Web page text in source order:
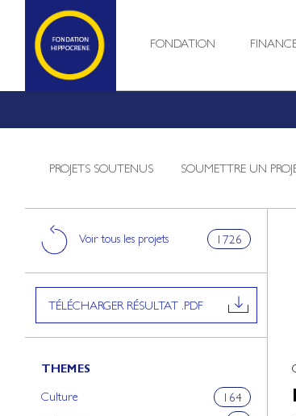
FONDATION
PROJETS SOUTENUS SOUMETTRE UN
Voir tous les projets 1726
TÉLÉCHARGER RÉSULTAT .PDF
THEMES
Culture
164